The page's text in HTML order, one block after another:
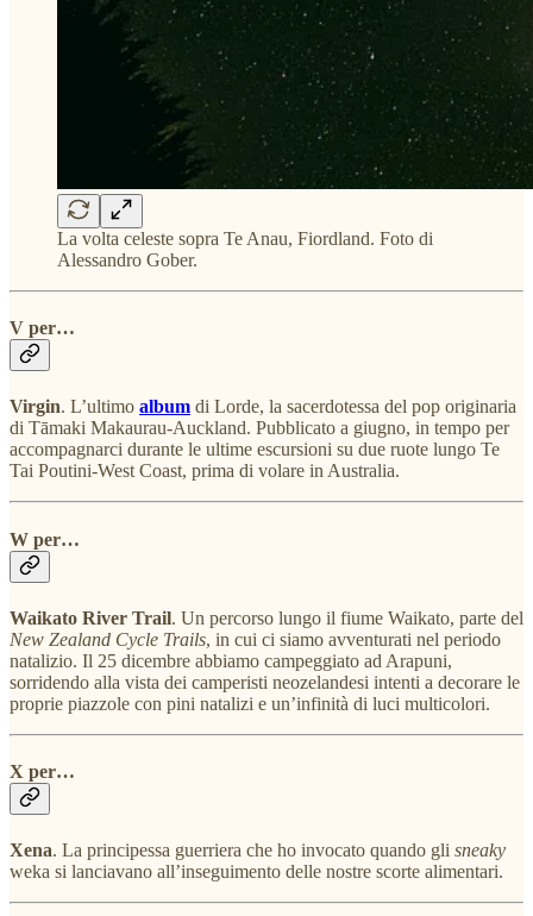
La volta celeste sopra Te Anau, Fiordland. Foto di
Alessandro Gober.
V per…
Virgin. L’ultimo album di Lorde, la sacerdotessa del pop originaria
di Tāmaki Makaurau-Auckland. Pubblicato a giugno, in tempo per
accompagnarci durante le ultime escursioni su due ruote lungo Te
Tai Poutini-West Coast, prima di volare in Australia.
W per…
Waikato River Trail. Un percorso lungo il fiume Waikato, parte del
New Zealand Cycle Trails, in cui ci siamo avventurati nel periodo
natalizio. Il 25 dicembre abbiamo campeggiato ad Arapuni,
sorridendo alla vista dei camperisti neozelandesi intenti a decorare le
proprie piazzole con pini natalizi e un’infinità di luci multicolori.
X per…
Xena. La principessa guerriera che ho invocato quando gli sneaky
weka si lanciavano all’inseguimento delle nostre scorte alimentari.